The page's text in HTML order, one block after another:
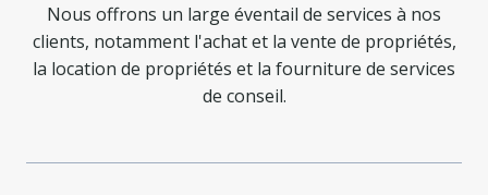
Nous offrons un large éventail de services à nos
clients, notamment l'achat et la vente de propriétés,
la location de propriétés et la fourniture de services
de conseil.